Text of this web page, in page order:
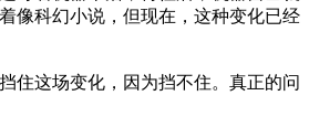
像科幻小说，但现在，这种变化已经
住这场变化，因为挡不住。真正的问